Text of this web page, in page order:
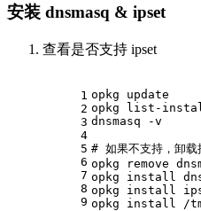
安装 dnsmasq & ipset
查看是否支持 ipset
1
2
3
4
5
6
7
8
9
opkg update
opkg list-
dnsmasq -v
# 如果不支持，卸
opkg remove
opkg install
opkg install
opkg install /